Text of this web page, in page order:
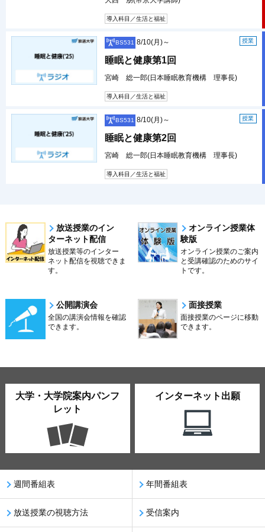
導入科目／生活と福祉
BS531 授業
8/10(月)～
睡眠と健康第1回
宮崎 総一郎(日本睡眠教育機構 理事長)
導入科目／生活と福祉
BS531 授業
8/10(月)～
睡眠と健康第2回
宮崎 総一郎(日本睡眠教育機構 理事長)
導入科目／生活と福祉
放送授業のイン
ターネット配信
放送授業等のインター
ネット配信を視聴できま
す。
オンライン授業体
験版
オンライン授業のご案内
と受講確認のためのサイ
トです。
公開講演会
全国の講演会情報を確認
できます。
面接授業
面接授業のページに移動
できます。
大学・大学院案内パンフ
レット
インターネット出願
週間番組表 年間番組表
放送授業の視聴方法 受信案内